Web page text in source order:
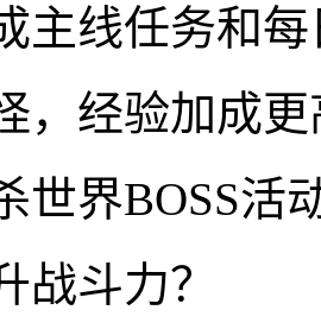
主线任务和
，经验加成更
世界BOSS活
战斗力？